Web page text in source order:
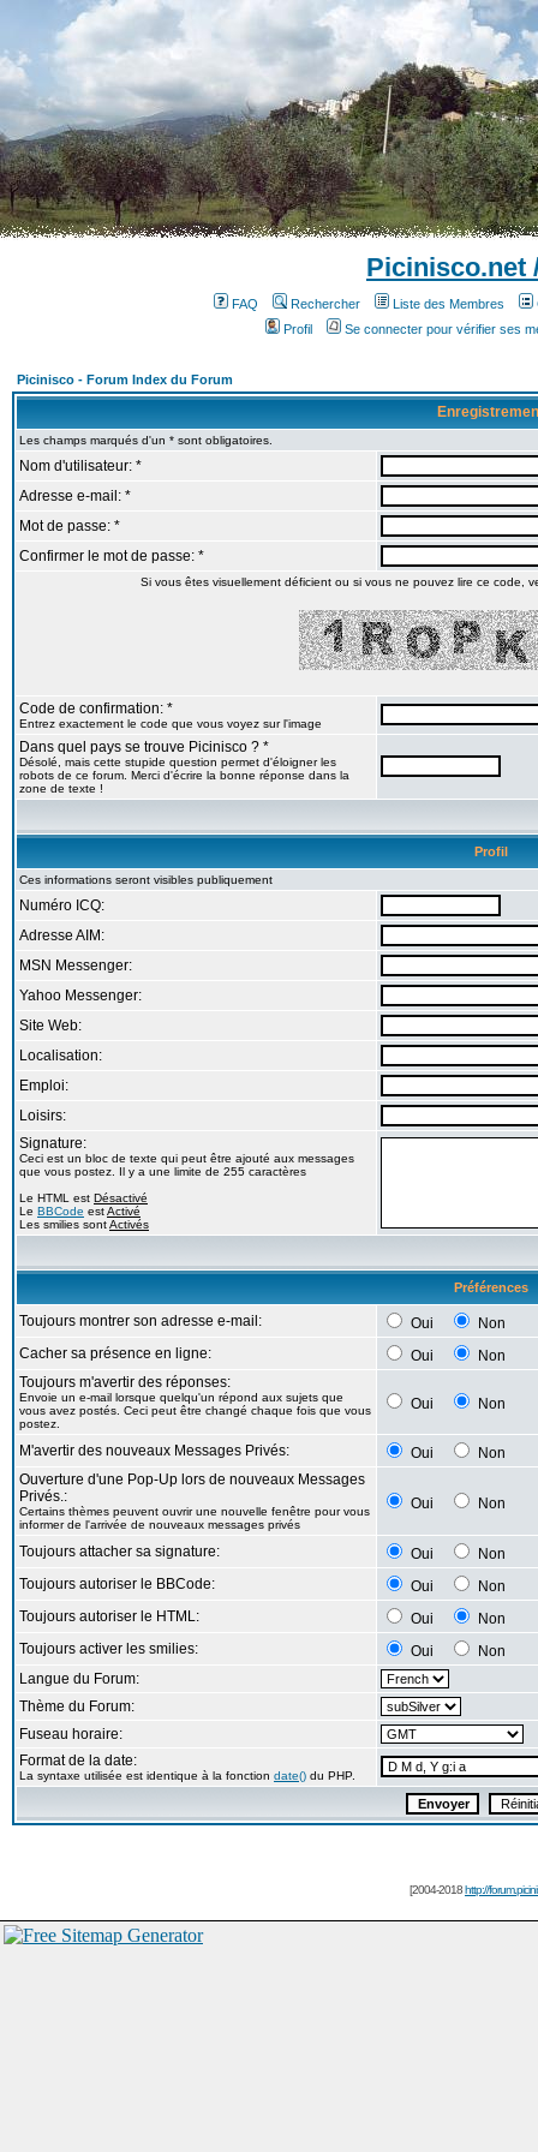
Picinisco.net
FAQ Rechercher Liste des Membres
Profil
Se connecter pour vérifier ses
Picinisco - Forum Index du Forum
Les champs marqués d'un * sont obligatoires.
Nom d'utilisateur: *
Adresse e-mail: *
Mot de passe: *
Confirmer le mot de passe: *
Si vous êtes visuellement déficient ou si vous ne pouvez lire ce code,
Code de confirmation: *
Entrez exactement le code que vous voyez sur l'image
Dans quel pays se trouve Picinisco ? *
Désolé, mais cette stupide question permet d'éloigner les
robots de ce forum. Merci d'écrire la bonne réponse dans la
zone de texte !
Profil
Ces informations seront visibles publiquement
Numéro ICQ:
Adresse AIM:
MSN Messenger:
Yahoo Messenger:
Site Web:
Localisation:
Emploi:
Loisirs:
Signature:
Ceci est un bloc de texte qui peut être ajouté aux messages
que vous postez. Il y a une limite de 255 caractères
Le HTML est Désactivé
Le BBCode estActivé
Les smilies sontActivés
Préférences
Toujours montrer son adresse e-mail: Oui
Non
Cacher sa présence en ligne:
Oui
Non
Toujours m'avertir des réponses:
Envoie un e-mail lorsque quelqu'un répond aux sujets que
vous avez postés. Ceci peut être changé chaque fois que vous
postez.
Oui Non
M'avertir des nouveaux Messages Privés: Oui
Non
Ouverture d'une Pop-Up lors de nouveaux Messages
Privés.:
Certains thèmes peuvent ouvrir une nouvelle fenêtre pour vous
informer de l'arrivée de nouveaux messages privés
Oui Non
Toujours attacher sa signature: Oui
Non
Toujours autoriser le BBCode:
Oui
Non
Toujours autoriser le HTML:
Oui
Non
Toujours activer les smilies:
Oui
Non
Langue du Forum:
Thème du Forum:
Fuseau horaire:
Format de la date:
La syntaxe utilisée est identique à la fonction date() du PHP.
[2004-2018http://